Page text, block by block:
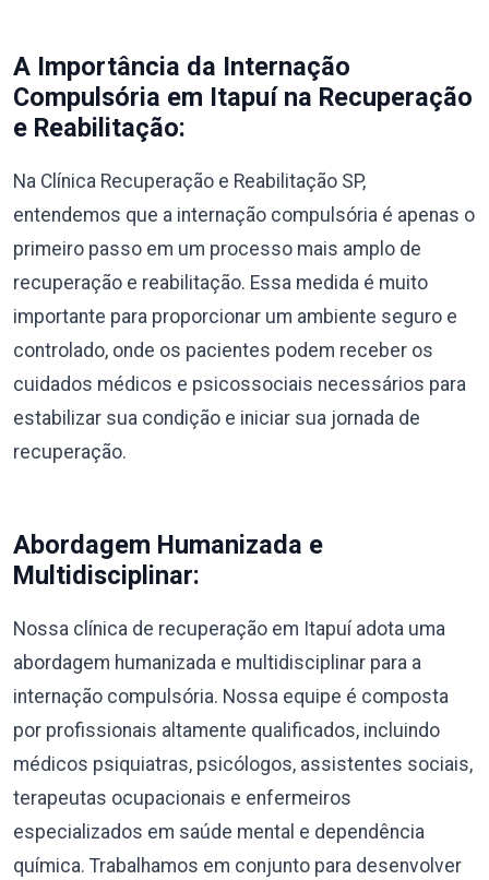
A Importância da Internação
Compulsória em Itapuí na Recuperação
e Reabilitação:
Na Clínica Recuperação e Reabilitação SP,
entendemos que a internação compulsória é apenas o
primeiro passo em um processo mais amplo de
recuperação e reabilitação. Essa medida é muito
importante para proporcionar um ambiente seguro e
controlado, onde os pacientes podem receber os
cuidados médicos e psicossociais necessários para
estabilizar sua condição e iniciar sua jornada de
recuperação.
Abordagem Humanizada e
Multidisciplinar:
Nossa clínica de recuperação em Itapuí adota uma
abordagem humanizada e multidisciplinar para a
internação compulsória. Nossa equipe é composta
por profissionais altamente qualificados, incluindo
médicos psiquiatras, psicólogos, assistentes sociais,
terapeutas ocupacionais e enfermeiros
especializados em saúde mental e dependência
química. Trabalhamos em conjunto para desenvolver